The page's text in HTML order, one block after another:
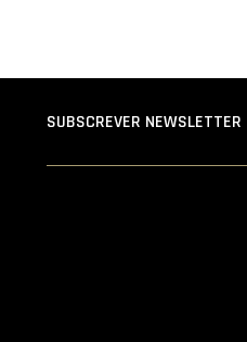
SUBSCREVER NEWSLETTER